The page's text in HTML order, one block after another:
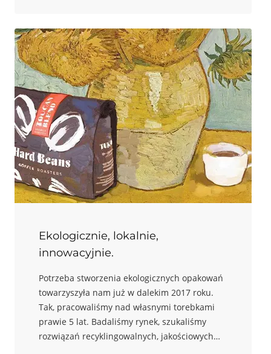
Ekologicznie, lokalnie,
innowacyjnie.
Potrzeba stworzenia ekologicznych opakowań
towarzyszyła nam już w dalekim 2017 roku.
Tak, pracowaliśmy nad własnymi torebkami
prawie 5 lat. Badaliśmy rynek, szukaliśmy
rozwiązań recyklingowalnych, jakościowych